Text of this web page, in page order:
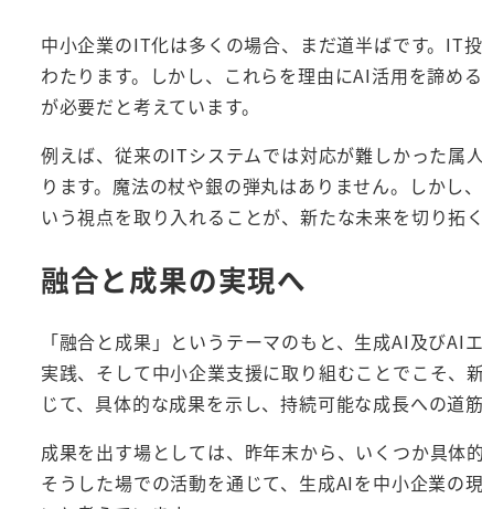
中小企業のIT化は多くの場合、まだ道半ばです。IT
わたります。しかし、これらを理由にAI活用を諦め
が必要だと考えています。
例えば、従来のITシステムでは対応が難しかった属
ります。魔法の杖や銀の弾丸はありません。しか
いう視点を取り入れることが、新たな未来を切り拓
融合と成果の実現へ
「融合と成果」というテーマのもと、生成AI及び
実践、そして中小企業支援に取り組むことでこそ、
じて、具体的な成果を示し、持続可能な成長への道
成果を出す場としては、昨年末から、いくつか具体
そうした場での活動を通じて、生成AIを中小企業の